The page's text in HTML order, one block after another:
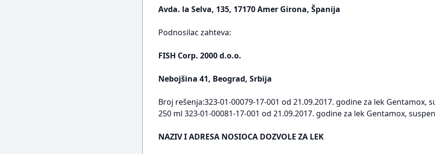
Avda. la Selva, 135, 17170 Amer Girona, Španija
Podnosilac zahteva:
FISH Corp. 2000 d.o.o.
Nebojšina 41, Beograd, Srbija
Broj rešenja:323-01-00079-17-001 od 21.09.2017. godine za lek
250 ml 323-01-00081-17-001 od 21.09.2017. godine za lek Gentamox,
NAZIV I ADRESA NOSIOCA DOZVOLE ZA LEK